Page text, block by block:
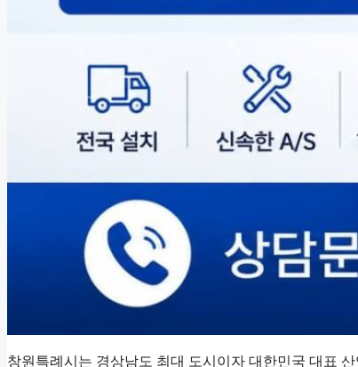
창원특례시는 경상남도 최대 도시이자 대한민국 대표